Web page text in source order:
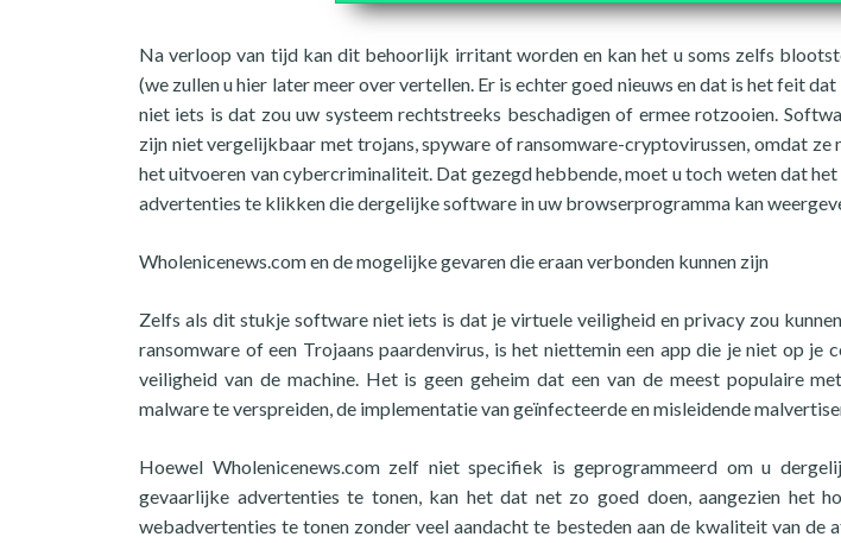
Na verloop van tijd kan dit behoorlijk irritant worden en kan het u soms zelfs
(we zullen u hier later meer over vertellen. Er is echter goed nieuws en dat is het feit
niet iets is dat zou uw systeem rechtstreeks beschadigen of ermee rotzooien.
zijn niet vergelijkbaar met trojans, spyware of ransomware-cryptovirussen, omdat
het uitvoeren van cybercriminaliteit. Dat gezegd hebbende, moet u toch weten dat het
advertenties te klikken die dergelijke software in uw browserprogramma kan
Wholenicenews.com en de mogelijke gevaren die eraan verbonden kunnen zijn
Zelfs als dit stukje software niet iets is dat je virtuele veiligheid en privacy zou
ransomware of een Trojaans paardenvirus, is het niettemin een app die je niet op je
veiligheid van de machine. Het is geen geheim dat een van de meest populaire
malware te verspreiden, de implementatie van geïnfecteerde en misleidende
Hoewel Wholenicenews.com zelf niet specifiek is geprogrammeerd om u
gevaarlijke advertenties te tonen, kan het dat net zo goed doen, aangezien het
webadvertenties te tonen zonder veel aandacht te besteden aan de kwaliteit van de